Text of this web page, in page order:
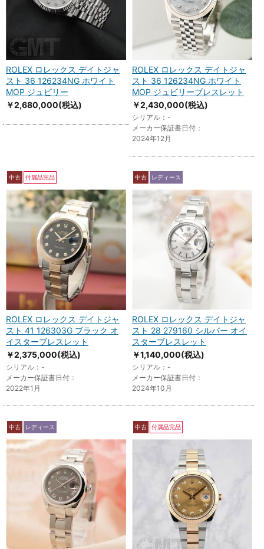
ROLEX ロレックス デイトジャ
スト 36 126234NG ホワイト
MOP ジュビリー
￥2,680,000(税込)
ROLEX ロレックス デイトジャ
スト 36 126234NG ホワイト
MOP ジュビリーブレスレット
￥2,430,000(税込)
シリアル：-
メーカー保証書日付：
2024年12月
中古 付属品完品
ROLEX ロレックス デイトジャ
スト 41 126303G ブラック オ
イスターブレスレット
￥2,375,000(税込)
シリアル：-
メーカー保証書日付：
2022年1月
中古 レディース
ROLEX ロレックス デイトジャ
スト 28 279160 シルバー オイ
スターブレスレット
￥1,140,000(税込)
シリアル：-
メーカー保証書日付：
2024年10月
中古 レディース 中古 付属品完品